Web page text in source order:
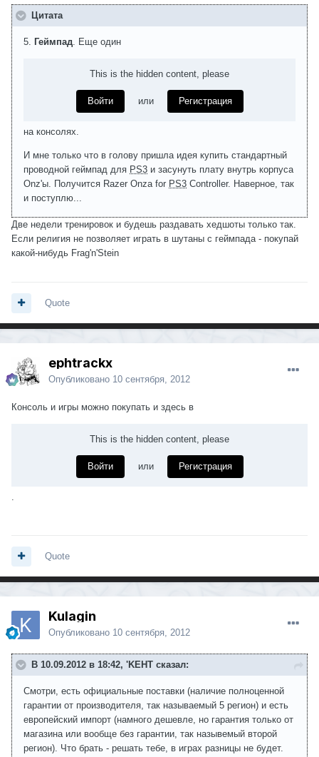
Цитата
5. Геймпад. Еще один
This is the hidden content, please
Войти или Регистрация
на консолях.
И мне только что в голову пришла идея купить стандартный
проводной геймпад для PS3 и засунуть плату внутрь корпуса
Onz'ы. Получится Razer Onza for PS3 Controller. Наверное, так
и поступлю...
Две недели тренировок и будешь раздавать хедшоты только так.
Если религия не позволяет играть в шутаны с геймпада - покупай
какой-нибудь Frag'n'Stein
Quote
ephtrackx
Опубликовано 10 сентября, 2012
Консоль и игры можно покупать и здесь в
This is the hidden content, please
Войти или Регистрация
.
Quote
Kulagin
Опубликовано 10 сентября, 2012
В 10.09.2012 в 18:42, 'KEHT сказал:
Смотри, есть официальные поставки (наличие полноценной
гарантии от производителя, так называемый 5 регион) и есть
европейский импорт (намного дешевле, но гарантия только от
магазина или вообще без гарантии, так назывемый второй
регион). Что брать - решать тебе, в играх разницы не будет.